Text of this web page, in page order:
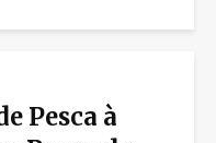
Pesca à